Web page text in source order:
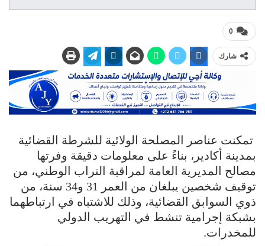
0
شارك
تمكنت عناصر المصلحة الولائية للشرطة القضائية
بمدينة أكادير، بناءً على معلومات دقيقة وفرتها
مصالح المديرية العامة لمراقبة التراب الوطني، من
توقيف شخصين يبلغان من العمر 31 و34 سنة، من
ذوي السوابق القضائية، وذلك للاشتباه في ارتباطهما
بشبكة إجرامية تنشط في التهريب الدولي
للمخدرات.